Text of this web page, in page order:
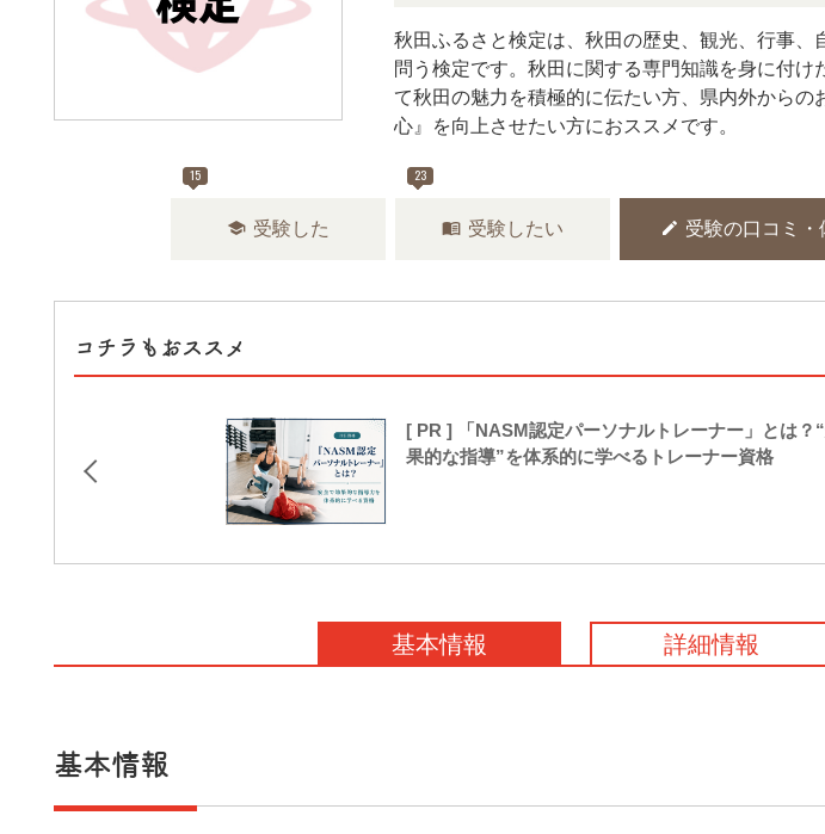
秋田ふるさと検定は、秋田の歴史、観光、行事、
問う検定です。秋田に関する専門知識を身に付け
て秋田の魅力を積極的に伝たい方、県内外からの
心』を向上させたい方におススメです。
15
school 受験した
23
menu_book 受験したい edit 受験の口コミ・
コチラもおススメ
[ PR ] 「NASM認定パーソナルトレーナー」とは？
果的な指導”を体系的に学べるトレーナー資格
基本情報 詳細情報
基本情報